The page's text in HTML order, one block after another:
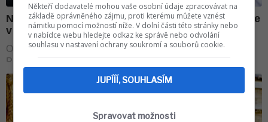
Někteří dodavatelé mohou vaše osobní údaje zpracovávat na
základě oprávněného zájmu, proti kterému můžete vznést
námitku pomocí možností níže. V dolní části této stránky nebo
v nabídce webu hledejte odkaz ke správě nebo odvolání
souhlasu v nastavení ochrany soukromí a souborů cookie.
JUPÍÍÍ, SOUHLASÍM
Spravovat možnosti